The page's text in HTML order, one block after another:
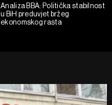
Analiza BBA: Politička stabilnost
u BiH preduvjet bržeg
ekonomskog rasta